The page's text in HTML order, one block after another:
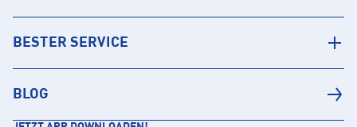
BESTER SERVICE
BLOG